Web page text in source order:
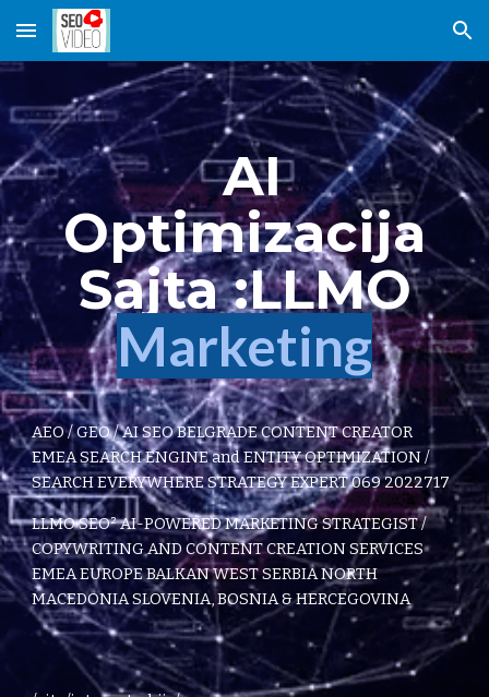
Skip to main content Skip to navigation
AI
Optimizacija
Sajta :LLMO
Marketing
AEO / GEO / AI SEO BELGRADE CONTENT CREATOR
EMEA SEARCH ENGINE and ENTITY OPTIMIZATION /
SEARCH EVERYWHERE STRATEGY EXPERT 069 2022717
LLMO SEO² AI-POWERED MARKETING STRATEGIST /
COPYWRITING AND CONTENT CREATION SERVICES
EMEA EUROPE BALKAN WEST SERBIA NORTH
MACEDONIA SLOVENIA, BOSNIA & HERCEGOVINA